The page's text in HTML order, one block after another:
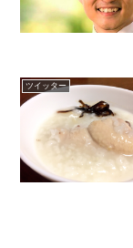
ツイッター